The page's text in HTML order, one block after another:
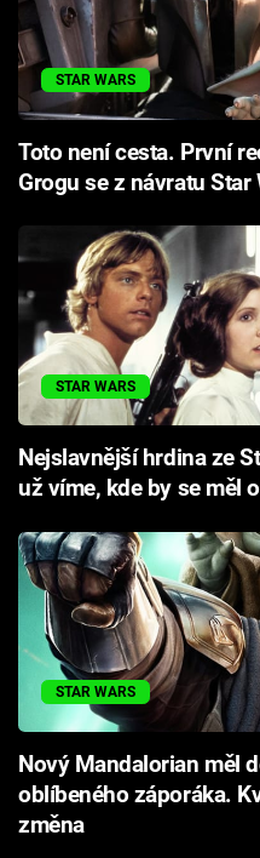
STAR WARS
Toto není cesta. První
Grogu se z návratu
STAR WARS
Nejslavnější hrdina ze
už víme, kde by se měl
STAR WARS
Nový Mandalorian měl
oblíbeného záporáka.
změna